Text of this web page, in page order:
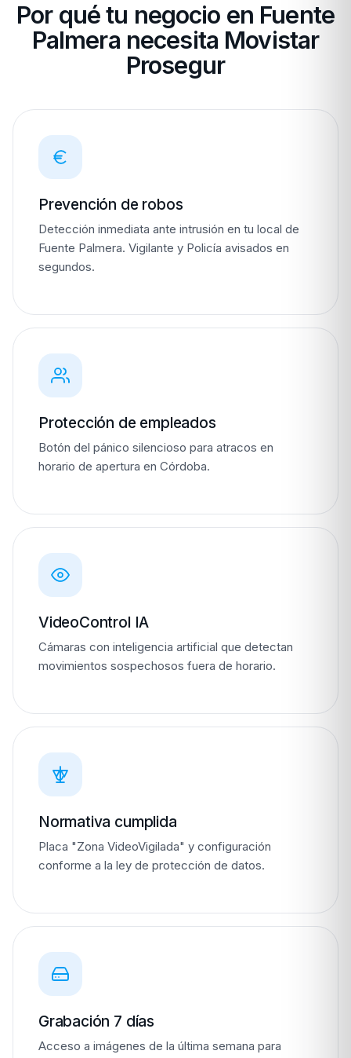
Por qué tu negocio en Fuente
Palmera necesita Movistar
Prosegur
Prevención de robos
Detección inmediata ante intrusión en tu local de
Fuente Palmera. Vigilante y Policía avisados en
segundos.
Protección de empleados
Botón del pánico silencioso para atracos en
horario de apertura en Córdoba.
VideoControl IA
Cámaras con inteligencia artificial que detectan
movimientos sospechosos fuera de horario.
Normativa cumplida
Placa "Zona VideoVigilada" y configuración
conforme a la ley de protección de datos.
Grabación 7 días
Acceso a imágenes de la última semana para